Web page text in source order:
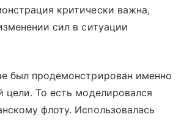
критически важна,
сил в ситуации
был продемонстрирован именно
цели. То есть моделировался
флоту. Использовалась